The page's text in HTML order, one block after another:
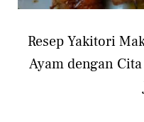
Resep Yakitori
Ayam dengan